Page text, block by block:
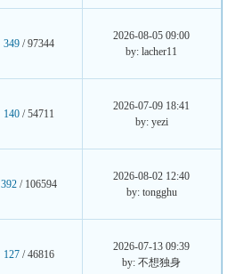
349/ 97344
2026-08-05 09:00
by: lacher11
140/ 54711
2026-07-09 18:41
by: yezi
392/ 106594
2026-08-02 12:40
by: tongghu
127/ 46816
2026-07-13 09:39
by: 不想独身